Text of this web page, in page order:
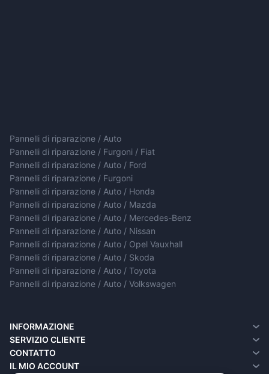
Pannelli di riparazione / Auto
Pannelli di riparazione / Furgoni / Fiat
Pannelli di riparazione / Auto / Ford
Pannelli di riparazione / Furgoni
Pannelli di riparazione / Auto / Honda
Pannelli di riparazione / Auto / Mazda
Pannelli di riparazione / Auto / Mercedes-Benz
Pannelli di riparazione / Auto / Nissan
Pannelli di riparazione / Auto / Opel Vauxhall
Pannelli di riparazione / Auto / Skoda
Pannelli di riparazione / Auto / Toyota
Pannelli di riparazione / Auto / Volkswagen
INFORMAZIONE
Chi siamo
Informazioni sulla consegna
Informativa sulla privacy
SERVIZIO CLIENTE
Contatto
Resi
CONTATTO
IL MIO ACCOUNT